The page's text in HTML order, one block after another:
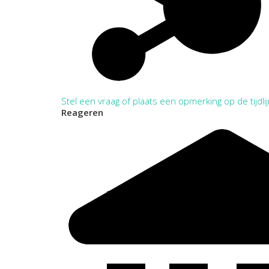
Stel een vraag of plaats een opmerking op de
Reageren